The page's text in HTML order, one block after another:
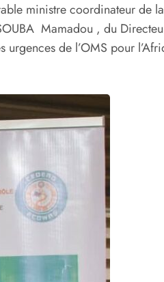
ministre coordinateur de
Mamadou , du
de l’OMS pour